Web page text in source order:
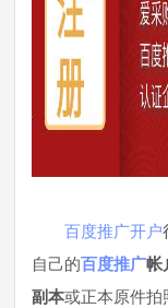
百度推广开户
自己的百度推广帐
副本或正本原件拍